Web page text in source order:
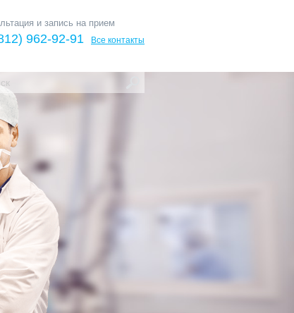
и запись на прием
962-92-91 Все контакты